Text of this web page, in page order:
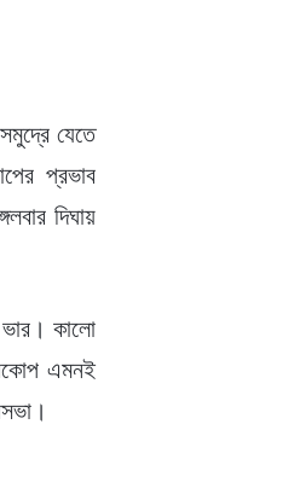
যেতে
প্রভাব
দিঘায়
কালো
এমনই